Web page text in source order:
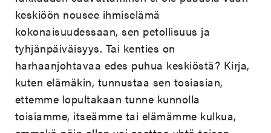
keskiöön nousee ihmiselämä
kokonaisuudessaan, sen petollisuus ja
tyhjänpäiväisyys. Tai kenties on
harhaanjohtavaa edes puhua keskiöstä? Kirja,
kuten elämäkin, tunnustaa sen tosiasian,
ettemme lopultakaan tunne kunnolla
toisiamme, itseämme tai elämämme kulkua,